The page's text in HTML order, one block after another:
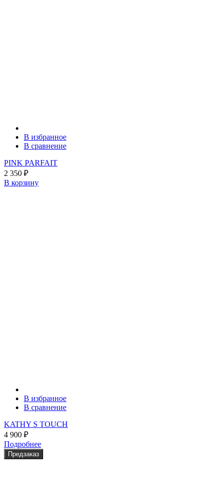
В избранное
В сравнение
PINK PARFAIT
2 350 ₽
В корзину
В избранное
В сравнение
KATHY S TOUCH
4 900 ₽
Подробнее
Предзаказ